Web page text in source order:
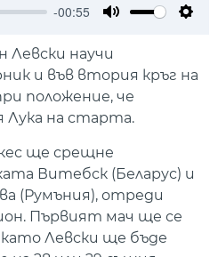
-00:55
Левски научи
и във втория кръг на
положение, че
на старта.
ще срещне
Витебск (Беларус) и
(Румъния), отреди
Първият мач ще се
като Левски ще бъде